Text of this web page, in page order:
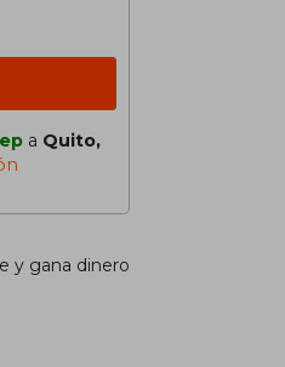
a Quito,
y gana dinero